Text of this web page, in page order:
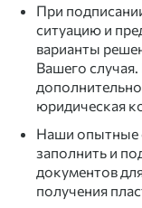
При
ситуацию и
варианты
Вашего
юридическая
Наши опытные
заполнить и
документов
получения